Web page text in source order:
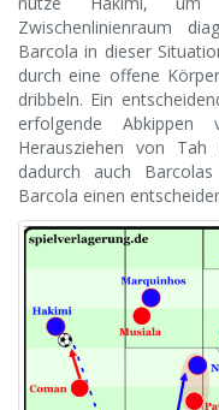
Zwischenlinienraum
Barcola in dieser
durch eine offene
dribbeln. Ein
erfolgende
Herausziehen von
dadurch auch
Barcola einen